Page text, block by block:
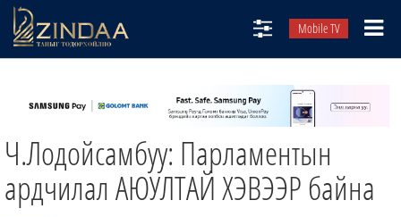
Mobile TV
ТВ8
ӨГЛӨӨНИЙ СОНИН
АУДИО ЗОХИОЛ
ЗИНДАА СЭТГҮҮЛ
Ч.Лодойсамбуу: Парламентын
ардчилал АЮУЛТАЙ ХЭВЭЭР байна